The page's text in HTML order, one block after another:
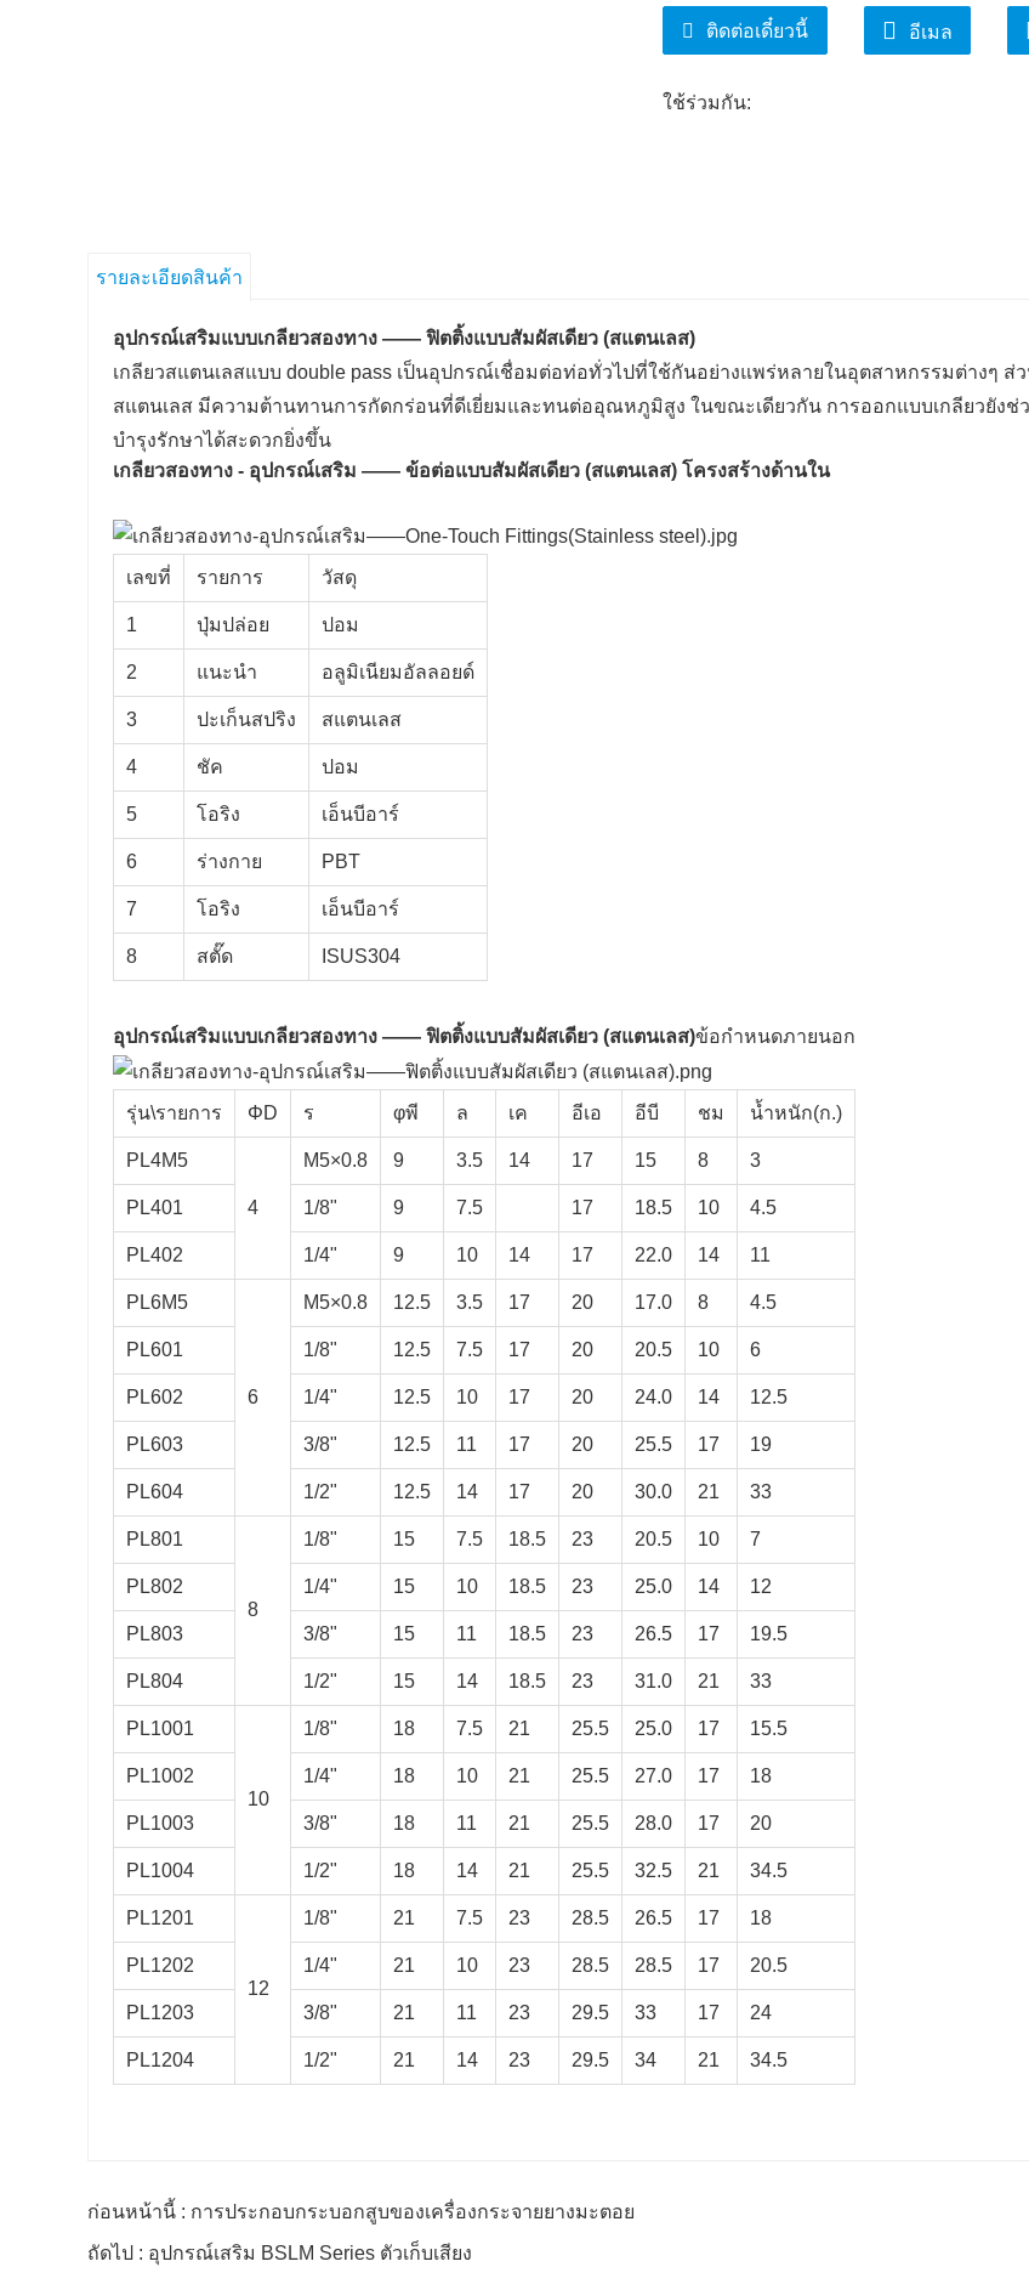
ติดต่อเดี๋ยวนี้ อีเมล
ใช้ร่วมกัน:
รายละเอียดสินค้า
อุปกรณ์เสริมแบบเกลียวสองทาง —— ฟิตติ้งแบบสัมผัสเดียว (สแตนเลส)
เกลียวสแตนเลสแบบ double pass เป็นอุปกรณ์เชื่อมต่อท่อทั่วไปที่ใช้กันอย่างแพร่หลายในอุตสาหกรรมต่างๆ ส่
สแตนเลส มีความต้านทานการกัดกร่อนที่ดีเยี่ยมและทนต่ออุณหภูมิสูง ในขณะเดียวกัน การออกแบบเกลียวยังช่
บำรุงรักษาได้สะดวกยิ่งขึ้น
เกลียวสองทาง - อุปกรณ์เสริม —— ข้อต่อแบบสัมผัสเดียว (สแตนเลส) โครงสร้างด้านใน
เลขที่ รายการ วัสดุ
1 ปุ่มปล่อย ปอม
2 แนะนำ อลูมิเนียมอัลลอยด์
3 ปะเก็นสปริง สแตนเลส
4 ชัค ปอม
5 โอริง เอ็นบีอาร์
6 ร่างกาย PBT
7 โอริง เอ็นบีอาร์
8 สตั๊ด ISUS304
อุปกรณ์เสริมแบบเกลียวสองทาง —— ฟิตติ้งแบบสัมผัสเดียว (สแตนเลส)ข้อกำหนดภายนอก
รุ่น\รายการ ΦD ร φพี ล เค อีเอ อีบี ชม น้ำหนัก(ก.)
PL4M5
4
M5×0.8 9 3.5 14 17 15 8 3
PL401 1/8" 9 7.5 17 18.5 10 4.5
PL402 1/4" 9 10 14 17 22.0 14 11
PL6M5
6
M5×0.8 12.5 3.5 17 20 17.0 8 4.5
PL601 1/8" 12.5 7.5 17 20 20.5 10 6
PL602 1/4" 12.5 10 17 20 24.0 14 12.5
PL603 3/8" 12.5 11 17 20 25.5 17 19
PL604 1/2" 12.5 14 17 20 30.0 21 33
PL801
8
1/8" 15 7.5 18.5 23 20.5 10 7
PL802 1/4" 15 10 18.5 23 25.0 14 12
PL803 3/8" 15 11 18.5 23 26.5 17 19.5
PL804 1/2" 15 14 18.5 23 31.0 21 33
PL1001
10
1/8" 18 7.5 21 25.5 25.0 17 15.5
PL1002 1/4" 18 10 21 25.5 27.0 17 18
PL1003 3/8" 18 11 21 25.5 28.0 17 20
PL1004 1/2" 18 14 21 25.5 32.5 21 34.5
PL1201
12
1/8" 21 7.5 23 28.5 26.5 17 18
PL1202 1/4" 21 10 23 28.5 28.5 17 20.5
PL1203 3/8" 21 11 23 29.5 33 17 24
PL1204 1/2" 21 14 23 29.5 34 21 34.5
ก่อนหน้านี้ : การประกอบกระบอกสูบของเครื่องกระจายยางมะตอย
ถัดไป : อุปกรณ์เสริม BSLM Series ตัวเก็บเสียง